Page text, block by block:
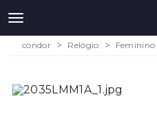
condor Relógio Feminino